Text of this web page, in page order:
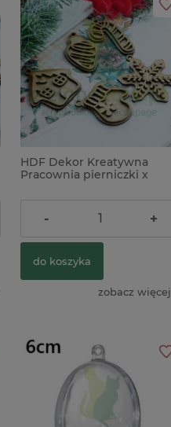
HDF Dekor Kreatywna
Pracownia pierniczki x
13,00 zł
- +
do koszyka
zobacz więcej